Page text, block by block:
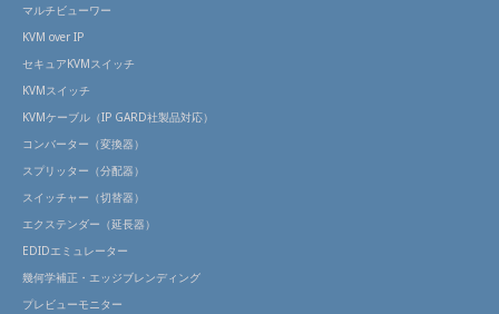
マルチビューワー
KVM over IP
セキュアKVMスイッチ
KVMスイッチ
KVMケーブル（IP GARD社製品対応）
コンバーター（変換器）
スプリッター（分配器）
スイッチャー（切替器）
エクステンダー（延長器）
EDIDエミュレーター
幾何学補正・エッジブレンディング
プレビューモニター